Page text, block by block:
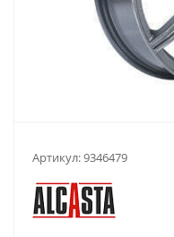
Артикул:9346479